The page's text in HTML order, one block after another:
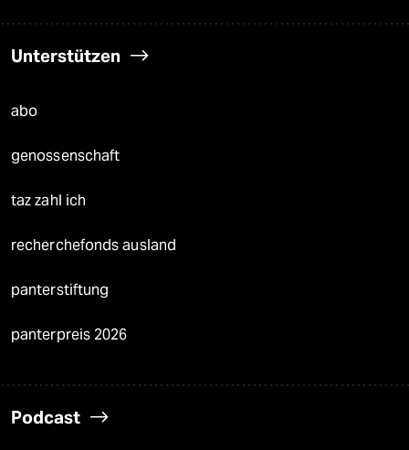
Unterstützen
abo
genossenschaft
taz zahl ich
recherchefonds ausland
panterstiftung
panterpreis 2026
Podcast